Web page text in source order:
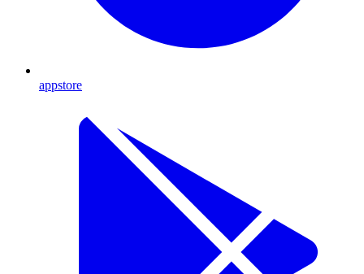
appstore